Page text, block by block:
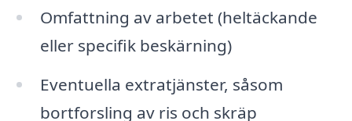
Omfattning av arbetet (heltäckande
eller specifik beskärning)
Eventuella extratjänster, såsom
bortforsling av ris och skräp